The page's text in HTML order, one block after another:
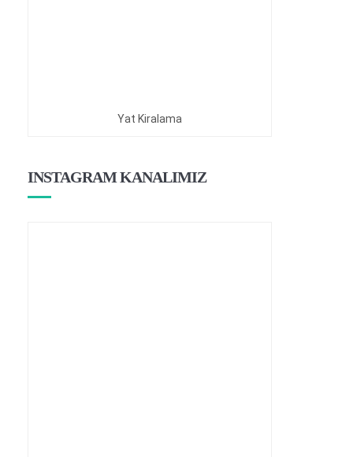
Yat Kiralama
INSTAGRAM KANALIMIZ